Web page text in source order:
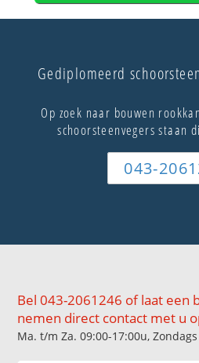
Gediplomeerd
Op zoek naar bouwen
schoorsteenvegers staan
043-
Bel 043-2061246 of laat een
nemen direct contact met u
Ma. t/m Za. 09:00-17:00u,